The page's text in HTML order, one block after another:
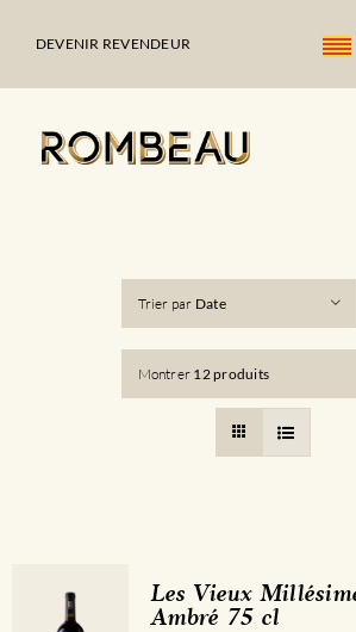
DEVENIR REVENDEUR
Trier par Date
Montrer 12 produits
Les Vieux
Ambré 75 cl